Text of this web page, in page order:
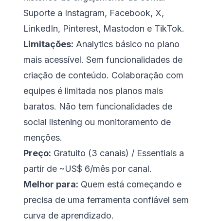
Suporte a Instagram, Facebook, X,
LinkedIn, Pinterest, Mastodon e TikTok.
Limitações: Analytics básico no plano
mais acessível. Sem funcionalidades de
criação de conteúdo. Colaboração com
equipes é limitada nos planos mais
baratos. Não tem funcionalidades de
social listening ou monitoramento de
menções.
Preço: Gratuito (3 canais) / Essentials a
partir de ~US$ 6/mês por canal.
Melhor para: Quem está começando e
precisa de uma ferramenta confiável sem
curva de aprendizado.